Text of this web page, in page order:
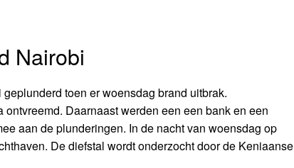
Nairobi
toen er woensdag brand uitbrak.
Daarnaast werden een een bank en een
aan de plunderingen. In de nacht van woensdag op
De diefstal wordt onderzocht door de Keniaanse